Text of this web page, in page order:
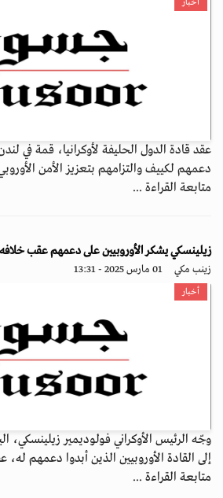
أخبار
عقد قادة الدول الحليفة لأوكرانيا، قمة في
دعمهم لكييف والتزامهم بتعزيز الأمن
متابعة القراءة ...
زيلينسكي يشكر الأوروبيين على دعمهم عقب
زينب مكي 01 مارس 2025 - 13:31
أخبار
وجّه الرئيس الأوكراني فولوديمير
إلى القادة الأوروبيين الذين أبدوا دعمهم
متابعة القراءة ...